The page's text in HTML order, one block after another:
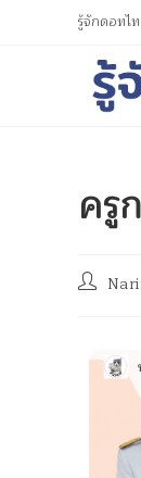
รู้จักดอทไท
ครู